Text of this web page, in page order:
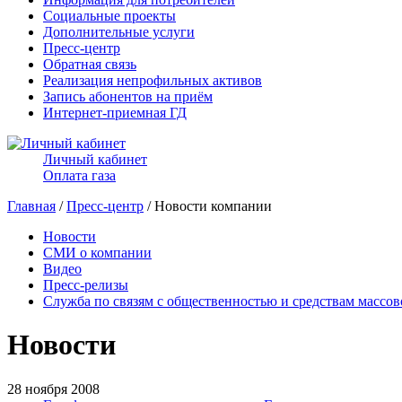
Социальные проекты
Дополнительные услуги
Пресс-центр
Обратная связь
Реализация непрофильных активов
Запись абонентов на приём
Интернет-приемная ГД
Личный кабинет
Оплата газа
Главная /Пресс-центр / Новости компании
Новости
СМИ о компании
Видео
Пресс-релизы
Служба по связям с общественностью и средствам
Новости
28 ноября 2008